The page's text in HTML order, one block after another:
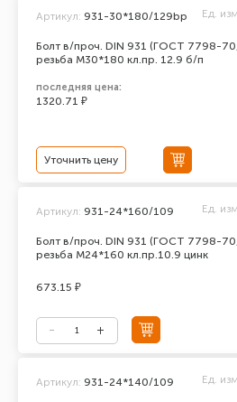
Болт в/проч. DIN 931 (ГОСТ 7798-
резьба М30*180 кл.пр. 12.9 б/п
Артикул: 931-30*180/129bp Ед.
последняя цена:
1320.71 ₽
Уточнить цену
Болт в/проч. DIN 931 (ГОСТ 7798-
резьба М24*160 кл.пр.10.9 цинк
Артикул: 931-24*160/109 Ед.
673.15 ₽
Артикул: 931-24*140/109 Ед.